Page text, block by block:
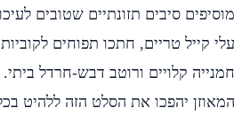
מוסיפים סיבים תזונתיים שטובים
עלי קייל טריים, חתכו תפוחים
חמנייה קלויים ורוטב דבש-חרדל
המאוזן יהפכו את הסלט הזה ללהיט